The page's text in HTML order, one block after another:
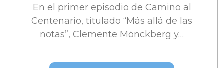
En el primer episodio de Camino al
Centenario, titulado “Más allá de las
notas”, Clemente Mönckberg y…